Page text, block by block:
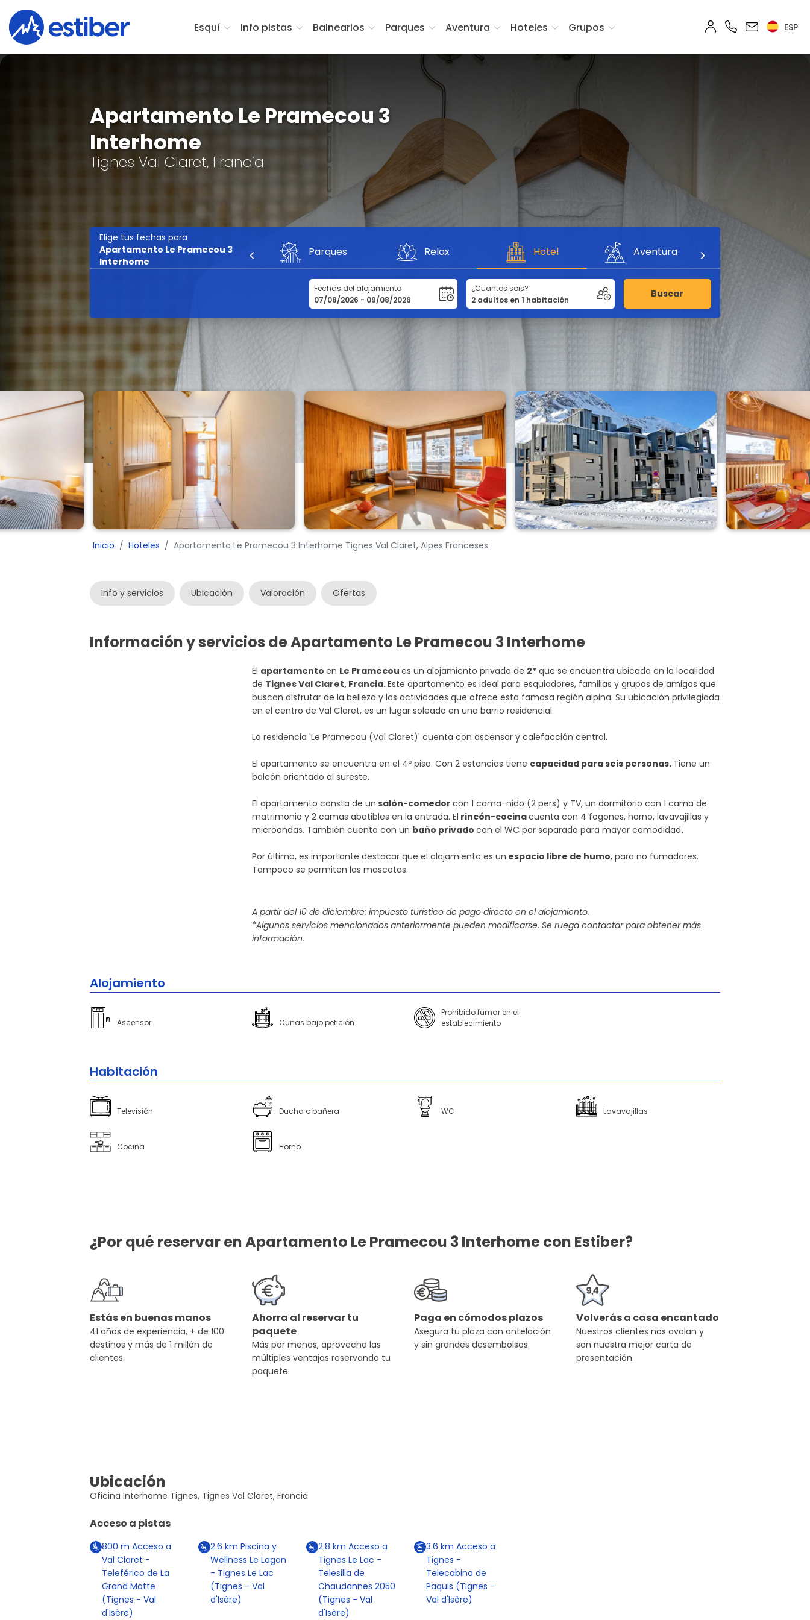
Esquí Info pistas Balnearios Parques Aventura Hoteles Grupos ESP
Apartamento Le Pramecou 3
Interhome
Tignes Val Claret, Francia
Elige tus fechas para
Apartamento Le Pramecou 3
Interhome
Esquí Parques Relax Hotel Aventura
Fechas del alojamiento ¿Cuántos sois? Buscar
Inicio Hoteles Apartamento Le Pramecou 3 Interhome Tignes Val Claret, Alpes Franceses
Info y servicios Ubicación Valoración Ofertas
Información y servicios de Apartamento Le Pramecou 3 Interhome
El apartamentoen Le Pramecoues un alojamiento privado de 2* que se encuentra ubicado en la localidad
de Tignes Val Claret, Francia.Este apartamento es ideal para esquiadores, familias y grupos de amigos que
buscan disfrutar de la belleza y las actividades que ofrece esta famosa región alpina. Su ubicación privilegiada
en el centro de Val Claret, es un lugar soleado en una barrio residencial.
La residencia 'Le Pramecou (Val Claret)' cuenta con ascensor y calefacción central.
El apartamento se encuentra en el 4º piso. Con 2 estancias tiene capacidad para seis personas. Tiene un
balcón orientado al sureste.
El apartamento consta de un salón-comedorcon 1 cama-nido (2 pers) y TV, un dormitorio con 1 cama de
matrimonio y 2 camas abatibles en la entrada. El rincón-cocinacuenta con 4 fogones, horno, lavavajillas y
microondas. También cuenta con un baño privadocon el WC por separado para mayor comodidad.
Por último, es importante destacar que el alojamiento es un espacio libre de humo, para no fumadores.
Tampoco se permiten las mascotas.
A partir del 10 de diciembre: impuesto turístico de pago directo en el alojamiento.
*Algunos servicios mencionados anteriormente pueden modificarse. Se ruega contactar para obtener más
información.
Alojamiento
Ascensor Cunas bajo petición
Prohibido fumar en el
establecimiento
Habitación
Televisión Ducha o bañera WC Lavavajillas
Cocina Horno
¿Por qué reservar en Apartamento Le Pramecou 3 Interhome con Estiber?
Estás en buenas manos
41 años de experiencia, + de 100
destinos y más de 1 millón de
clientes.
Ahorra al reservar tu
paquete
Más por menos, aprovecha las
múltiples ventajas reservando tu
paquete.
Paga en cómodos plazos
Asegura tu plaza con antelación
y sin grandes desembolsos.
Volverás a casa encantado
Nuestros clientes nos avalan y
son nuestra mejor carta de
presentación.
Ubicación
Oficina Interhome Tignes, Tignes Val Claret, Francia
Acceso a pistas
800m Acceso a
Val Claret -
Teleférico de La
Grand Motte
(Tignes - Val
d'Isère)
2.6 km Piscina y
Wellness Le Lagon
- Tignes Le Lac
(Tignes - Val
d'Isère)
2.8 km Acceso a
Tignes Le Lac -
Telesilla de
Chaudannes 2050
(Tignes - Val
d'Isère)
3.6 km Acceso a
Tignes -
Telecabina de
Paquis (Tignes -
Val d'Isère)